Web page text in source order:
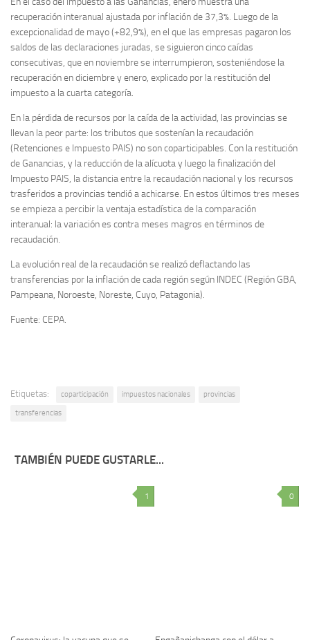
recuperación interanual ajustada por inflación de 37,3%. Luego de la
excepcionalidad de mayo (+82,9%), en el que las empresas pagaron los
saldos de las declaraciones juradas, se siguieron cinco caídas
consecutivas, que en noviembre se interrumpieron, sosteniéndose la
recuperación en diciembre y enero, explicado por la restitución del
impuesto a la cuarta categoría.
En la pérdida de recursos por la caída de la actividad, las provincias se
llevan la peor parte: los tributos que sostenían la recaudación
(Retenciones e Impuesto PAIS) no son coparticipables. Con la restitución
de Ganancias, y la reducción de la alícuota y luego la finalización del
Impuesto PAIS, la distancia entre la recaudación nacional y los recursos
trasferidos a provincias tendió a achicarse. En estos últimos tres meses
se empieza a percibir la ventaja estadística de la comparación
interanual: la variación es contra meses magros en términos de
recaudación.
La evolución real de la recaudación se realizó deflactando las
transferencias por la inflación de cada región según INDEC (Región GBA,
Pampeana, Noroeste, Noreste, Cuyo, Patagonia).
Fuente: CEPA.
Etiquetas: coparticipación impuestos nacionales provincias
transferencias
TAMBIÉN PUEDE GUSTARLE...
1 0